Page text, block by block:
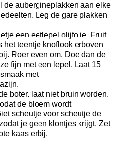
de aubergineplakken aan elke
Leg de gare plakken
een eetlepel olijfolie. Fruit
het teentje knoflook erboven
Roer even om. Doe dan de
fijn met een lepel. Laat 15
met
boter. laat niet bruin worden.
de bloem wordt
scheutje voor scheutje de
je geen klontjes krijgt. Zet
kaas erbij.